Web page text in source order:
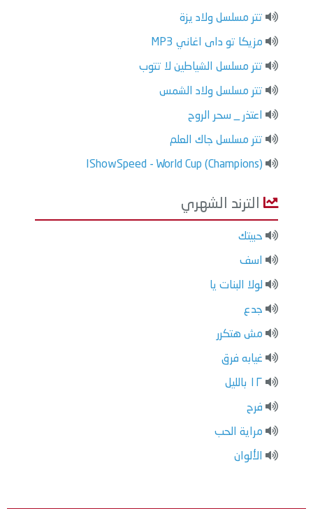
تتر مسلسل ولاد يزة
مزيكا تو داى اغاني MP3
تتر مسلسل الشياطين لا تتوب
تتر مسلسل ولاد الشمس
اعتذر _ سحر الروح
تتر مسلسل جاك العلم
IShowSpeed - World Cup (Champions)
الترند الشهري
حبيتك
اسف
لولا البنات يا
جدع
مش هتكرر
غيابه فرق
١٢ بالليل
فرح
مراية الحب
الألوان